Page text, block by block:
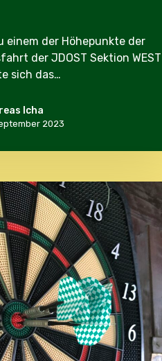
einem der Höhepunkte der
der JDOST Sektion WEST
sich das…
Icha
2023